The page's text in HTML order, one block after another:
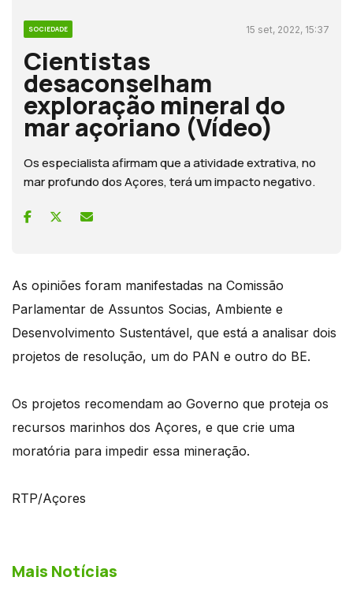
SOCIEDADE 15 set, 2022, 15:37
Cientistas
desaconselham
exploração mineral do
mar açoriano (Vídeo)
Os especialista afirmam que a atividade extrativa, no
mar profundo dos Açores, terá um impacto negativo.
As opiniões foram manifestadas na Comissão
Parlamentar de Assuntos Socias, Ambiente e
Desenvolvimento Sustentável, que está a analisar dois
projetos de resolução, um do PAN e outro do BE.
Os projetos recomendam ao Governo que proteja os
recursos marinhos dos Açores, e que crie uma
moratória para impedir essa mineração.
RTP/Açores
Mais Notícias